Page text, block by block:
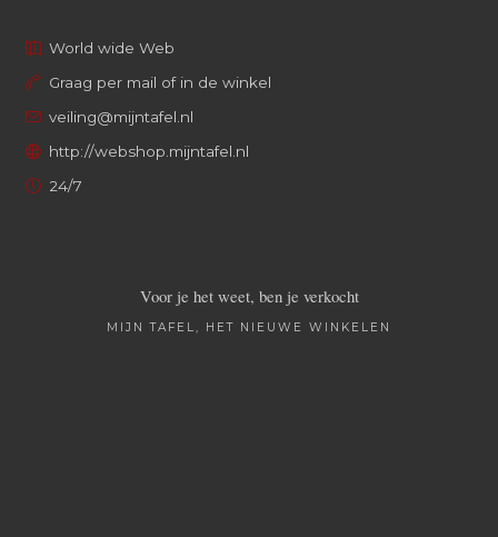
World wide Web
Graag per mail of in de winkel
veiling@mijntafel.nl
http://webshop.mijntafel.nl
24/7
Voor je het weet, ben je verkocht
MIJN TAFEL, HET NIEUWE WINKELEN